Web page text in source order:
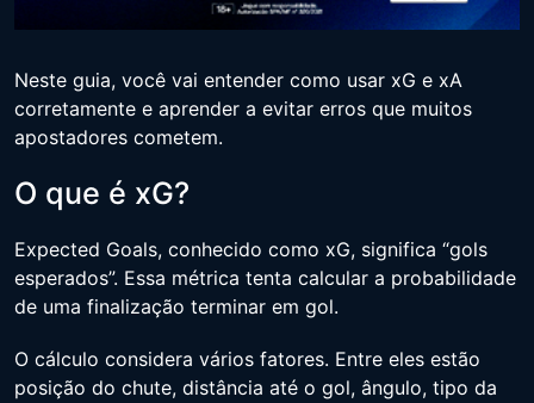
Neste guia, você vai entender como usar xG e xA
corretamente e aprender a evitar erros que muitos
apostadores cometem.
O que é xG?
Expected Goals, conhecido como xG, significa “gols
esperados”. Essa métrica tenta calcular a probabilidade
de uma finalização terminar em gol.
O cálculo considera vários fatores. Entre eles estão
posição do chute, distância até o gol, ângulo, tipo da